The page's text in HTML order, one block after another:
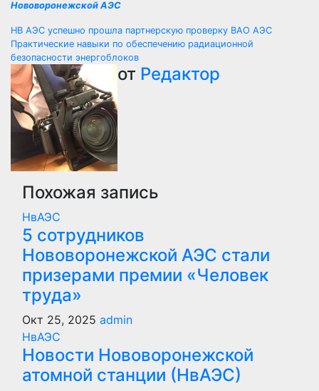
Нововоронежской АЭС
Навигация
по
записям
НВ АЭС успешно прошла партнерскую проверку ВАО АЭС
Практические навыки по обеспечению радиационной
безопасности энергоблоков
от Редактор
Похожая запись
НвАЭС
5 сотрудников
Нововоронежской АЭС стали
призерами премии «Человек
труда»
Окт 25, 2025 admin
НвАЭС
Новости Нововоронежской
атомной станции (НвАЭС)